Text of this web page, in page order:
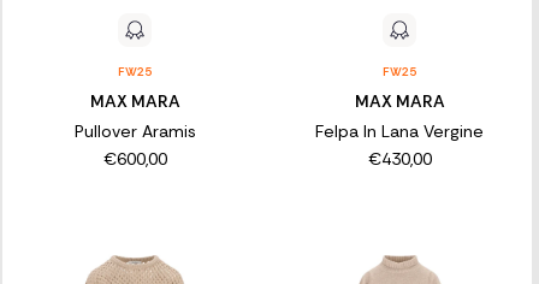
FW25
MAX MARA
Pullover Aramis
€600,00
FW25
MAX MARA
Felpa In Lana Vergine
€430,00